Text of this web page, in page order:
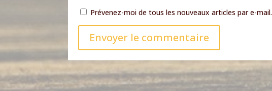
Prévenez-moi de tous les nouveaux articles par e-mail.
Envoyer le commentaire